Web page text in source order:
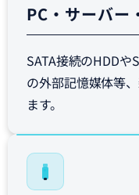
PC・サーバー
SATA接続のHDDや
の外部記憶媒体等
ます。